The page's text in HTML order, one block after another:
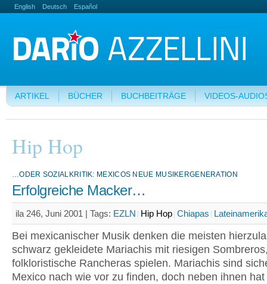
English Deutsch Español
ARTIKEL BÜCHER BUCHBEITRÄGE VIDEOS-
Hip Hop
…ODER SOZIALKRITIK: MEXICOS NEUE MUSIKERGENERATION
Erfolgreiche Macker…
ila 246, Juni 2001 | Tags: EZLN Hip Hop Chiapas
Bei mexicanischer Musik denken die meisten
schwarz gekleidete Mariachis mit riesigen
folkloristische Rancheras spielen. Mariachis sind
Mexico nach wie vor zu finden, doch neben ihnen